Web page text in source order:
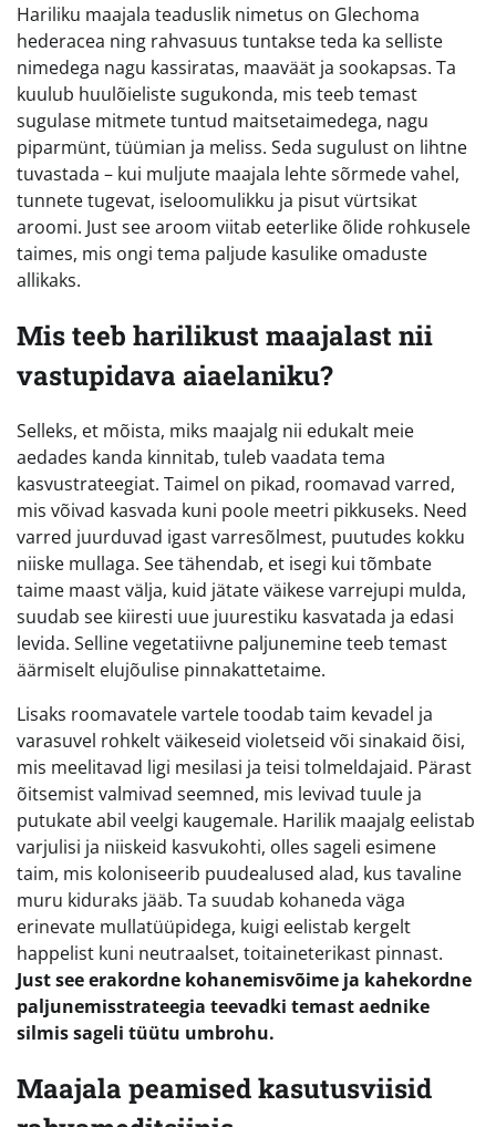
Hariliku maajala teaduslik nimetus on Glechoma
hederacea ning rahvasuus tuntakse teda ka selliste
nimedega nagu kassiratas, maaväät ja sookapsas. Ta
kuulub huulõieliste sugukonda, mis teeb temast
sugulase mitmete tuntud maitsetaimedega, nagu
piparmünt, tüümian ja meliss. Seda sugulust on lihtne
tuvastada – kui muljute maajala lehte sõrmede vahel,
tunnete tugevat, iseloomulikku ja pisut vürtsikat
aroomi. Just see aroom viitab eeterlike õlide rohkusele
taimes, mis ongi tema paljude kasulike omaduste
allikaks.
Mis teeb harilikust maajalast nii
vastupidava aiaelaniku?
Selleks, et mõista, miks maajalg nii edukalt meie
aedades kanda kinnitab, tuleb vaadata tema
kasvustrateegiat. Taimel on pikad, roomavad varred,
mis võivad kasvada kuni poole meetri pikkuseks. Need
varred juurduvad igast varresõlmest, puutudes kokku
niiske mullaga. See tähendab, et isegi kui tõmbate
taime maast välja, kuid jätate väikese varrejupi mulda,
suudab see kiiresti uue juurestiku kasvatada ja edasi
levida. Selline vegetatiivne paljunemine teeb temast
äärmiselt elujõulise pinnakattetaime.
Lisaks roomavatele vartele toodab taim kevadel ja
varasuvel rohkelt väikeseid violetseid või sinakaid õisi,
mis meelitavad ligi mesilasi ja teisi tolmeldajaid. Pärast
õitsemist valmivad seemned, mis levivad tuule ja
putukate abil veelgi kaugemale. Harilik maajalg eelistab
varjulisi ja niiskeid kasvukohti, olles sageli esimene
taim, mis koloniseerib puudealused alad, kus tavaline
muru kiduraks jääb. Ta suudab kohaneda väga
erinevate mullatüüpidega, kuigi eelistab kergelt
happelist kuni neutraalset, toitaineterikast pinnast.
Just see erakordne kohanemisvõime ja kahekordne
paljunemisstrateegia teevadki temast aednike
silmis sageli tüütu umbrohu.
Maajala peamised kasutusviisid